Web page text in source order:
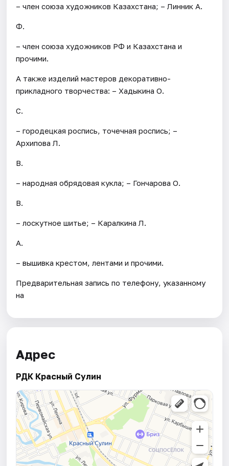
– член союза художников Казахстана; – Линник А.
Ф.
– член союза художников РФ и Казахстана и
прочими.
А также изделий мастеров декоративно-
прикладного творчества: – Хадыкина О.
С.
– городецкая роспись, точечная роспись; –
Архипова Л.
В.
– народная обрядовая кукла; – Гончарова О.
В.
– лоскутное шитье; – Каралкина Л.
А.
– вышивка крестом, лентами и прочими.
Предварительная запись по телефону, указанному
на
Адрес
РДК Красный Сулин